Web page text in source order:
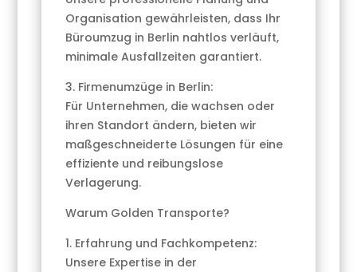
Organisation gewährleisten, dass Ihr
Büroumzug in Berlin nahtlos verläuft,
minimale Ausfallzeiten garantiert.
3. Firmenumzüge in Berlin:
Für Unternehmen, die wachsen oder
ihren Standort ändern, bieten wir
maßgeschneiderte Lösungen für eine
effiziente und reibungslose
Verlagerung.
Warum Golden Transporte?
1. Erfahrung und Fachkompetenz:
Unsere Expertise in der